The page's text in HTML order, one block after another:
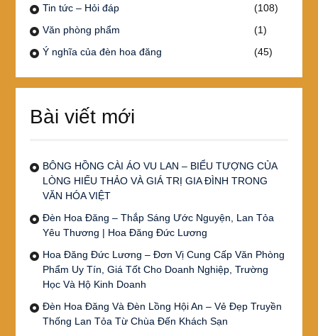
Tin tức – Hỏi đáp
(108)
Văn phòng phẩm
(1)
Ý nghĩa của đèn hoa đăng
(45)
Bài viết mới
BÔNG HỒNG CÀI ÁO VU LAN – BIỂU TƯỢNG CỦA
LÒNG HIẾU THẢO VÀ GIÁ TRỊ GIA ĐÌNH TRONG
VĂN HÓA VIỆT
Đèn Hoa Đăng – Thắp Sáng Ước Nguyện, Lan Tỏa
Yêu Thương | Hoa Đăng Đức Lương
Hoa Đăng Đức Lương – Đơn Vị Cung Cấp Văn Phòng
Phẩm Uy Tín, Giá Tốt Cho Doanh Nghiệp, Trường
Học Và Hộ Kinh Doanh
Đèn Hoa Đăng Và Đèn Lồng Hội An – Vẻ Đẹp Truyền
Thống Lan Tỏa Từ Chùa Đến Khách Sạn